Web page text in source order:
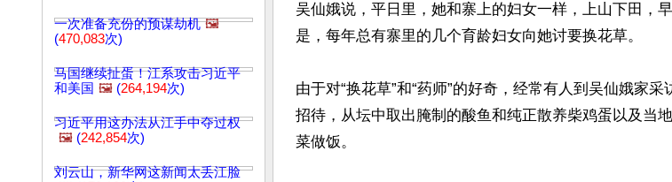
一次准备充份的预谋劫机 🖼️
(470,083次)
马国继续扯蛋！江系攻击习近平
和美国 🖼️ (264,194次)
习近平用这办法从江手中夺过权
🖼️ (242,854次)
刘云山，新华网这新闻太丢江脸
吴仙娥说，平日里，她和寨上的妇女一样，上山下田，
是，每年总有寨里的几个育龄妇女向她讨要换花草。
由于对“换花草”和“药师”的好奇，经常有人到吴仙娥家
招待，从坛中取出腌制的酸鱼和纯正散养柴鸡蛋以及当
菜做饭。